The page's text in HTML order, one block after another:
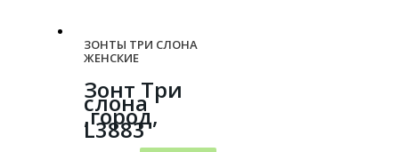
ЗОНТЫ ТРИ СЛОНА
ЖЕНСКИЕ
Зонт Три
слона
,город,
L3883